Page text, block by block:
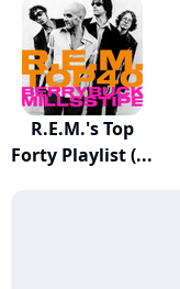
R.E.M.'s Top
Forty Playlist (...